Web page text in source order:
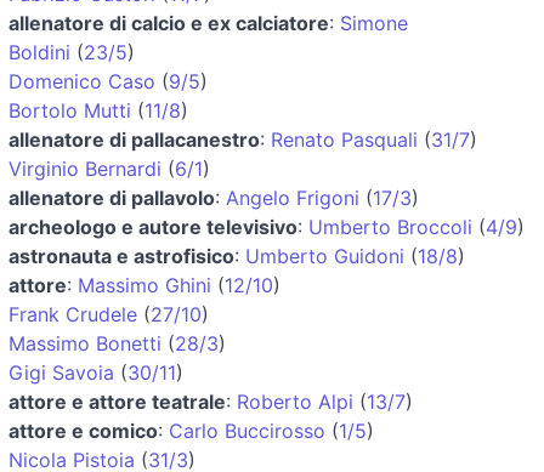
allenatore di calcio e ex calciatore: Simone
Boldini (23/5)
Domenico Caso (9/5)
Bortolo Mutti (11/8)
allenatore di pallacanestro: Renato Pasquali (31/7)
Virginio Bernardi (6/1)
allenatore di pallavolo: Angelo Frigoni (17/3)
archeologo e autore televisivo: Umberto Broccoli (4/9)
astronauta e astrofisico: Umberto Guidoni (18/8)
attore: Massimo Ghini (12/10)
Frank Crudele (27/10)
Massimo Bonetti (28/3)
Gigi Savoia (30/11)
attore e attore teatrale: Roberto Alpi (13/7)
attore e comico: Carlo Buccirosso (1/5)
Nicola Pistoia (31/3)